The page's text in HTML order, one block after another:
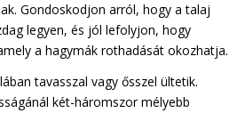
Gondoskodjon arról, hogy a talaj
legyen, és jól lefolyjon, hogy
a hagymák rothadását okozhatja.
tavasszal vagy ősszel ültetik.
két-háromszor mélyebb